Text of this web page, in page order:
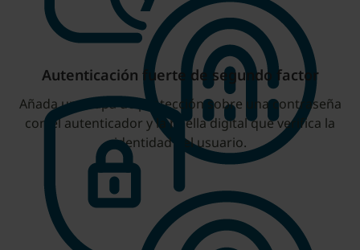
Autenticación fuerte de segundo factor
Añada una capa de protección sobre una contraseña
con el autenticador y la huella digital que verifica la
identidad del usuario.